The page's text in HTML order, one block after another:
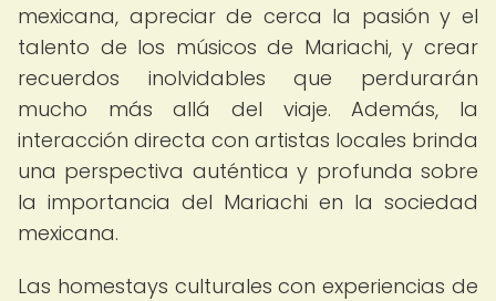
mexicana, apreciar de cerca la pasión y el
talento de los músicos de Mariachi, y crear
recuerdos inolvidables que perdurarán
mucho más allá del viaje. Además, la
interacción directa con artistas locales brinda
una perspectiva auténtica y profunda sobre
la importancia del Mariachi en la sociedad
mexicana.
Las homestays culturales con experiencias de